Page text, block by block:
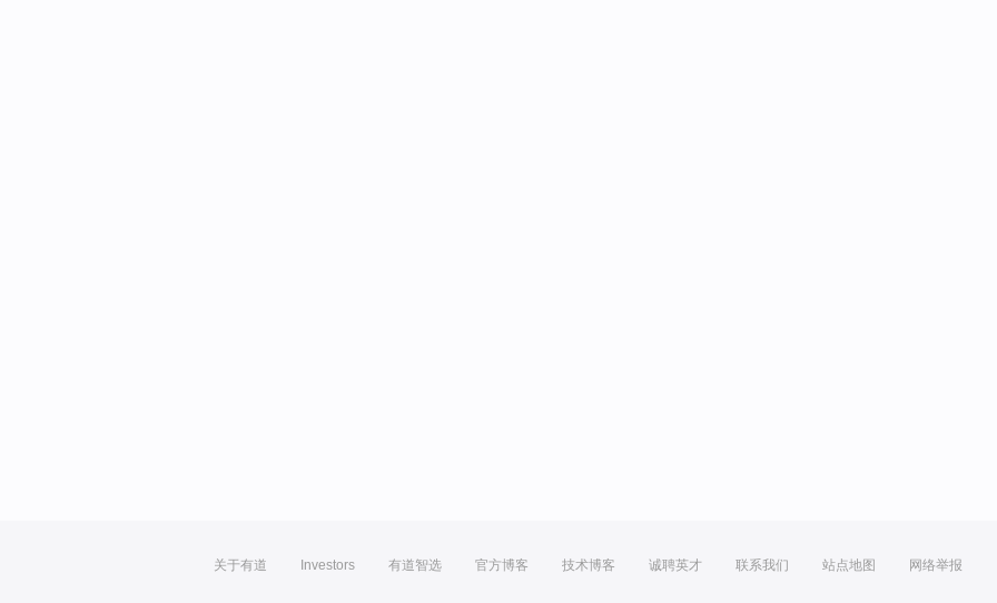
关于有道 Investors 有道智选 官方博客 技术博客 诚聘英才 联系我们 站点地图 网络举报